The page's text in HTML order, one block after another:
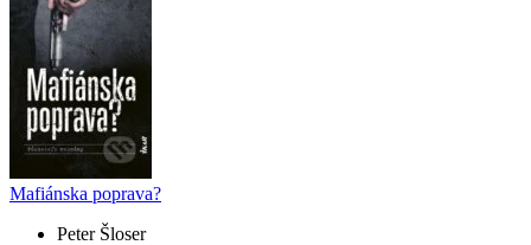
Mafiánska poprava?
Peter Šloser